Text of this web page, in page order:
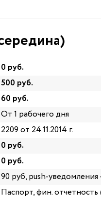
0 руб.
500 руб.
60 руб.
От 1 рабочего дня
2209 от 24.11.2014 г.
0 руб.
0 руб.
90 руб, push-уведомления
Паспорт, фин. отчетность